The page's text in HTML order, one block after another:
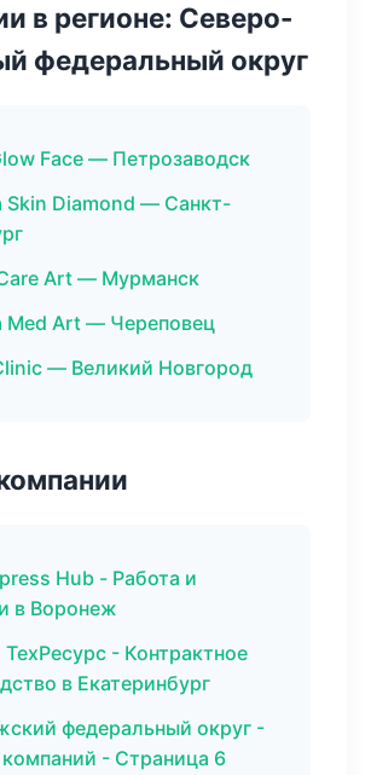
в регионе: Северо-
федеральный округ
Face — Петрозаводск
Skin Diamond — Санкт-
Art — Мурманск
Med Art — Череповец
— Великий Новгород
Hub - Работа и
в Воронеж
- Контрактное
в Екатеринбург
федеральный округ -
компаний - Страница 6